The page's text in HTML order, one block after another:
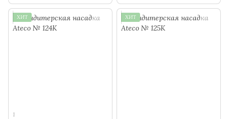
ХИТ
1
ХИТ